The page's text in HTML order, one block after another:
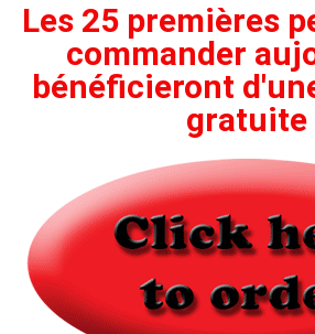
Les 25 premières
commander
bénéficieront
gratuite